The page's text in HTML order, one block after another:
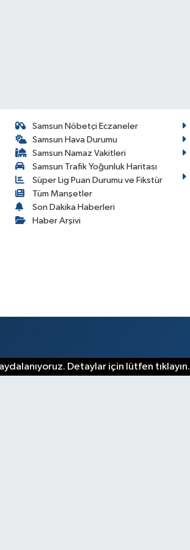
Samsun Nöbetçi Eczaneler
Samsun Hava Durumu
Samsun Namaz Vakitleri
Samsun Trafik Yoğunluk Haritası
Süper Lig Puan Durumu ve Fikstür
Tüm Manşetler
Son Dakika Haberleri
Haber Arşivi
Detaylar için lütfen tıklayın.